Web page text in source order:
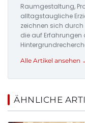
Raumgestaltung,
alltagstaugliche
zeichnen sich
die auf Erfahrungen
Alle Artikel ansehen
ÄHNLICHE